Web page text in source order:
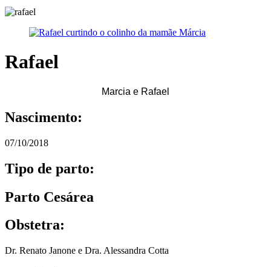
Rafael
Marcia e Rafael
Nascimento:
07/10/2018
Tipo de parto:
Parto Cesárea
Obstetra:
Dr. Renato Janone e Dra. Alessandra Cotta